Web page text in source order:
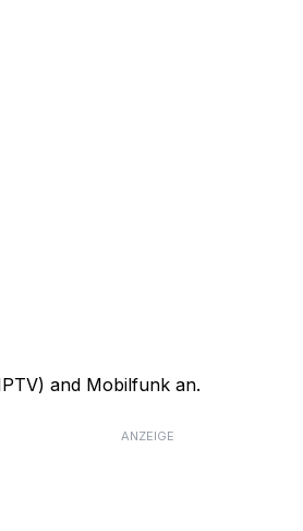
and Mobilfunk an.
ANZEIGE